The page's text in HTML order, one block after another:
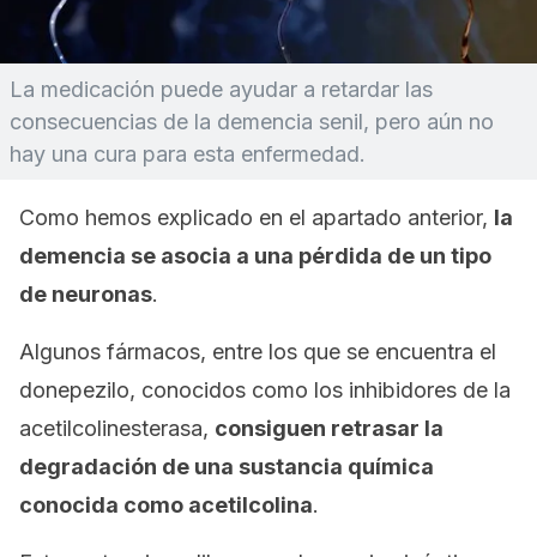
La medicación puede ayudar a retardar las
consecuencias de la demencia senil, pero aún no
hay una cura para esta enfermedad.
Como hemos explicado en el apartado anterior, la
demencia se asocia a una pérdida de un tipo
de neuronas.
Algunos fármacos, entre los que se encuentra el
donepezilo, conocidos como los inhibidores de la
acetilcolinesterasa, consiguen retrasar la
degradación de una sustancia química
conocida como acetilcolina.